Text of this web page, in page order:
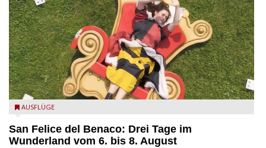
San Felice del Benaco: Drei Tage im Wunderland
AUSFLÜGE
San Felice del Benaco: Drei Tage im
Wunderland vom 6. bis 8. August